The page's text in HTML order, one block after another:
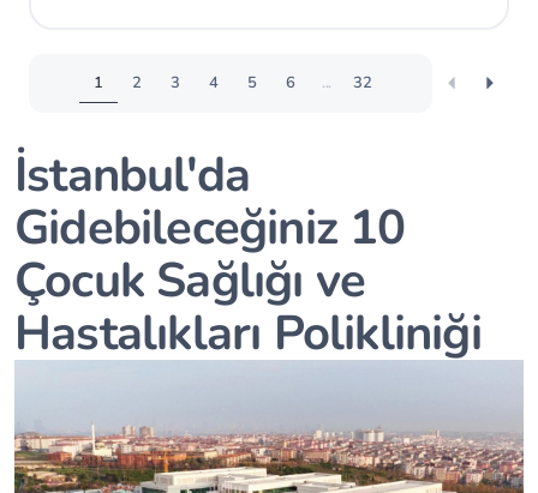
1 2 3 4 5 6 ... 32
İstanbul'da
Gidebileceğiniz 10
Çocuk Sağlığı ve
Hastalıkları Polikliniği